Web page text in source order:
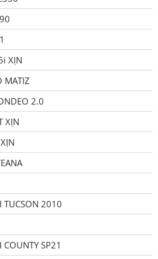
XỊN
MATIZ
2.0
XỊN
TUCSON 2010
SP21